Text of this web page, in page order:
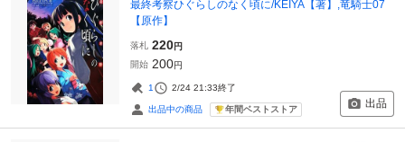
最終考察ひぐらしのなく頃に/KEIYA【著】,竜騎士07
【原作】
落札 220円
開始 200円
1 2/24 21:33終了
出品中の商品 年間ベストストア 出品